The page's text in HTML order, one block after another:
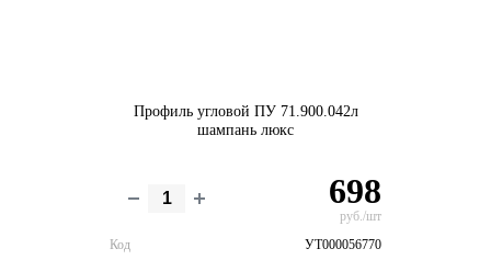
Профиль угловой ПУ 71.900.042л
шампань люкс
698
руб./шт
Код
УТ000056770